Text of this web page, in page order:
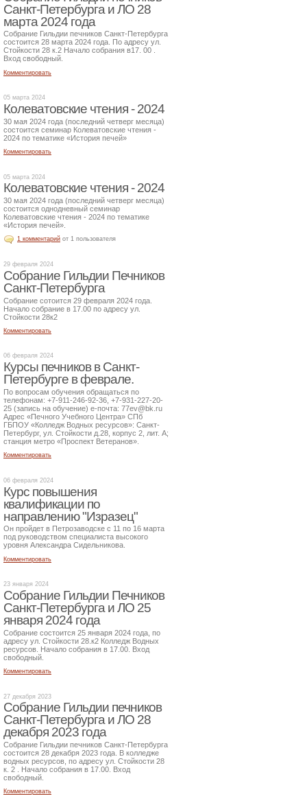
Санкт-Петербурга и ЛО 28
марта 2024 года
Собрание Гильдии печников Санкт-Петербурга
состоится 28 марта 2024 года. По адресу ул.
Стойкости 28 к.2 Начало собрания в17. 00 .
Вход свободный.
Комментировать
05 марта 2024
Колеватовские чтения - 2024
30 мая 2024 года (последний четверг месяца)
состоится семинар Колеватовские чтения -
2024 по тематике «История печей»
Комментировать
05 марта 2024
Колеватовские чтения - 2024
30 мая 2024 года (последний четверг месяца)
состоится однодневный семинар
Колеватовские чтения - 2024 по тематике
«История печей».
1 комментарий от 1 пользователя
29 февраля 2024
Собрание Гильдии Печников
Санкт-Петербурга
Собрание сотоится 29 февраля 2024 года.
Начало собрание в 17.00 по адресу ул.
Стойкости 28к2
Комментировать
06 февраля 2024
Курсы печников в Санкт-
Петербурге в феврале.
По вопросам обучения обращаться по
телефонам: +7-911-246-92-36, +7-931-227-20-
25 (запись на обучение) е-почта: 77ev@bk.ru
Адрес «Печного Учебного Центра» СПб
ГБПОУ «Колледж Водных ресурсов»: Санкт-
Петербург, ул. Стойкости д.28, корпус 2, лит. А;
станция метро «Проспект Ветеранов».
Комментировать
06 февраля 2024
Курс повышения
квалификации по
направлению "Изразец"
Он пройдет в Петрозаводске с 11 по 16 марта
под руководством специалиста высокого
уровня Александра Сидельникова.
Комментировать
23 января 2024
Собрание Гильдии Печников
Санкт-Петербурга и ЛО 25
января 2024 года
Собрание состоится 25 января 2024 года, по
адресу ул. Стойкости 28.к2 Колледж Водных
ресурсов. Начало собрания в 17.00. Вход
свободный.
Комментировать
27 декабря 2023
Собрание Гильдии печников
Санкт-Петербурга и ЛО 28
декабря 2023 года
Собрание Гильдии печников Санкт-Петербурга
состоится 28 декабря 2023 года. В колледже
водных ресурсов, по адресу ул. Стойкости 28
к. 2 . Начало собрания в 17.00. Вход
свободный.
Комментировать